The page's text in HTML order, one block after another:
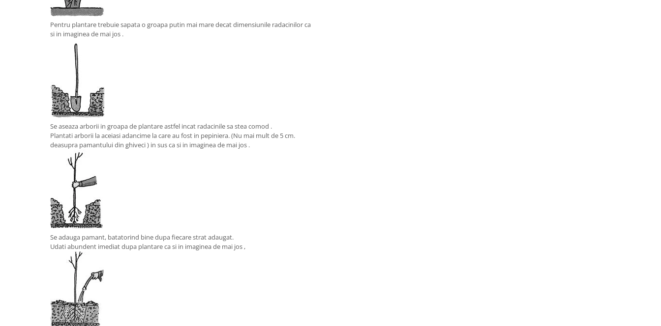
Pentru plantare trebuie sapata o groapa putin mai mare decat dimensiunile radacinilor ca
si in imaginea de mai jos .
Se aseaza arborii in groapa de plantare astfel incat radacinile sa stea comod .
Plantati arborii la aceiasi adancime la care au fost in pepiniera. (Nu mai mult de 5 cm.
deasupra pamantului din ghiveci ) in sus ca si in imaginea de mai jos .
Se adauga pamant, batatorind bine dupa fiecare strat adaugat.
Udati abundent imediat dupa plantare ca si in imaginea de mai jos ,